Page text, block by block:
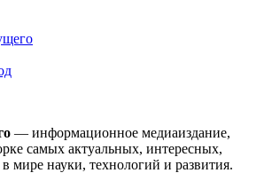
— информационное медиаиздание,
самых актуальных, интересных,
мире науки, технологий и развития.